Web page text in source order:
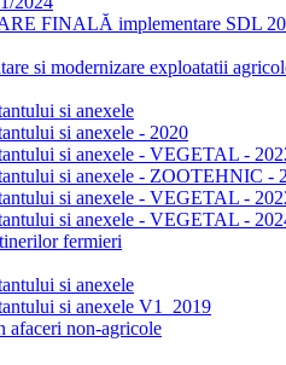
FINALĂ implementare SDL
si modernizare exploatatii
si anexele
si anexele - 2020
si anexele - VEGETAL -
si anexele - ZOOTEHNIC -
si anexele - VEGETAL -
si anexele - VEGETAL -
fermieri
si anexele
si anexele V1_2019
non-agricole